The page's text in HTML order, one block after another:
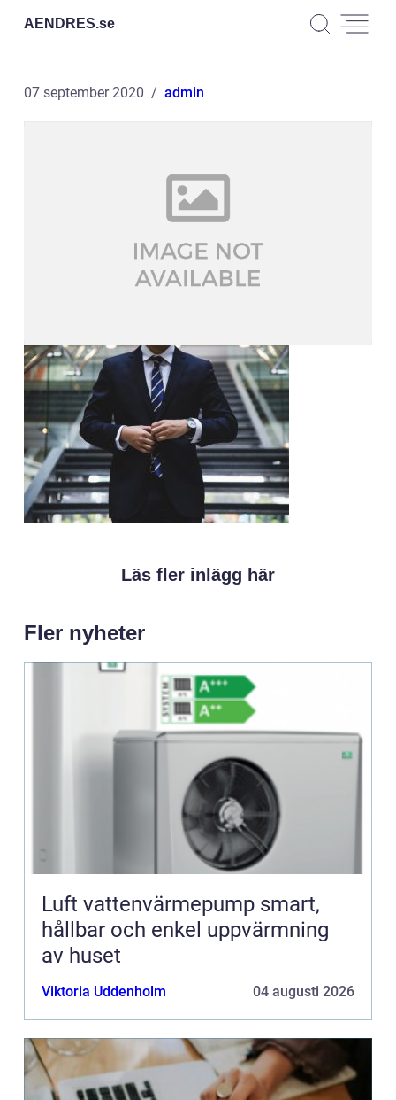
AENDRES.se
07 september 2020 admin
Läs fler inlägg här
Fler nyheter
Luft vattenvärmepump smart,
hållbar och enkel uppvärmning
av huset
Viktoria Uddenholm 04 augusti 2026